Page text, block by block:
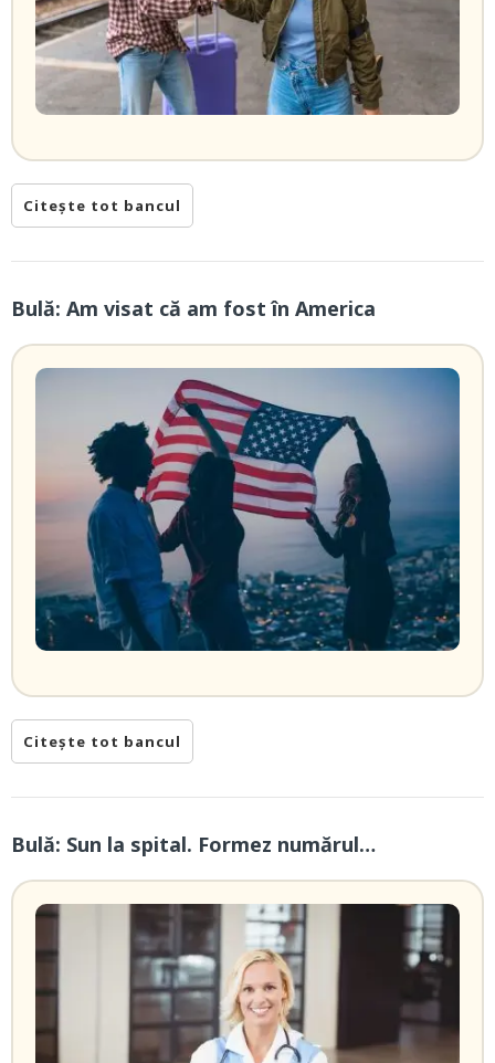
Citește tot bancul
Bulă: Am visat că am fost în America
Citește tot bancul
Bulă: Sun la spital. Formez numărul…